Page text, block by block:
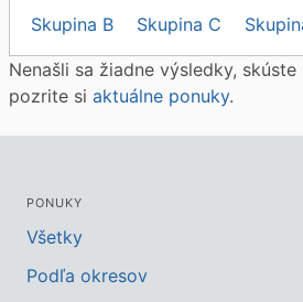
Skupina B Skupina C
Nenašli sa žiadne výsledky,
pozrite si aktuálne ponuky.
PONUKY
Všetky
Podľa okresov